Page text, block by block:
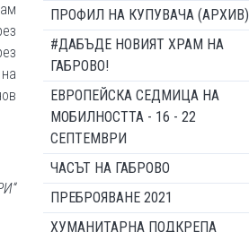
ПРОФИЛ НА КУПУВАЧА (АРХИВ)
#ДАБЪДЕ НОВИЯТ ХРАМ НА
ГАБРОВО!
ЕВРОПЕЙСКА СЕДМИЦА НА
МОБИЛНОСТТА - 16 - 22
СЕПТЕМВРИ
ЧАСЪТ НА ГАБРОВО
ПРЕБРОЯВАНЕ 2021
ХУМАНИТАРНА ПОДКРЕПА